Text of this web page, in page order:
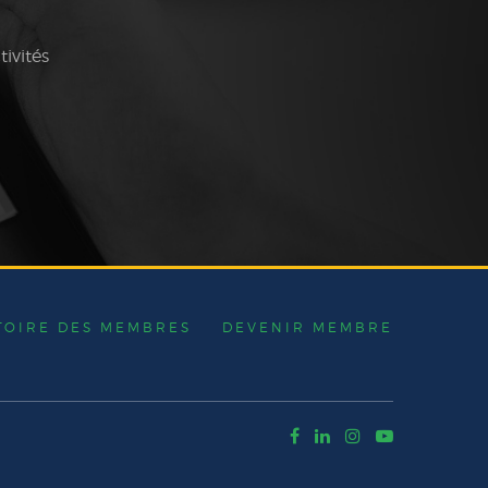
DES MEMBRES DEVENIR MEMBRE